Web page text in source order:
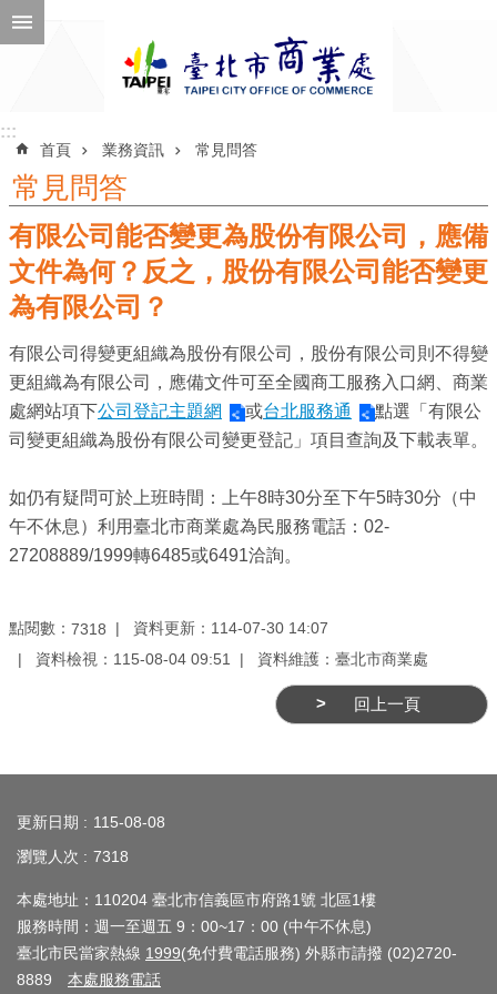
跳到主要內容區塊
公
告
訊
息
機
關
介
紹
業
務
資
線
上
公
及
商
記
服
::::::
首頁 業務資訊 常見問答
常見問答
有限公司能否變更為股份有限公司，應備
文件為何？反之，股份有限公司能否變更
為有限公司？
有限公司得變更組織為股份有限公司，股份有限公司則不得變
更組織為有限公司，應備文件可至全國商工服務入口網、商業
處網站項下公司登記主題網 或台北服務通
點選「有限公
司變更組織為股份有限公司變更登記」項目查詢及下載表單。
如仍有疑問可於上班時間：上午8時30分至下午5時30分（中
午不休息）利用臺北市商業處為民服務電話：02-
27208889/1999轉6485或6491洽詢。
點閱數： 7318
資料更新：114-07-30 14:07
資料檢視：115-08-04 09:51
資料維護：臺北市商業處
回上一頁
更新日期
115-08-08
瀏覽人次
7318
本處地址：110204 臺北市信義區市府路1號 北區1樓
服務時間：週一至週五 9：00~17：00 (中午不休息)
臺北市民當家熱線 1999(免付費電話服務) 外縣市請撥 (02)2720-
8889 本處服務電話